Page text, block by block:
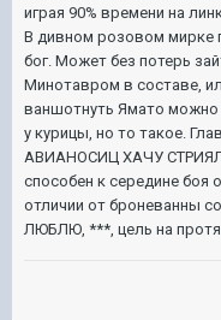
играя 90% времени на
В дивном розовом мирке
бог. Может без потерь
Минотавром в составе,
ваншотнуть Ямато можно
у курицы, но то такое.
АВИАНОСИЦ ХАЧУ
способен к середине боя
отличии от броневанны
ЛЮБЛЮ, ***, цель на